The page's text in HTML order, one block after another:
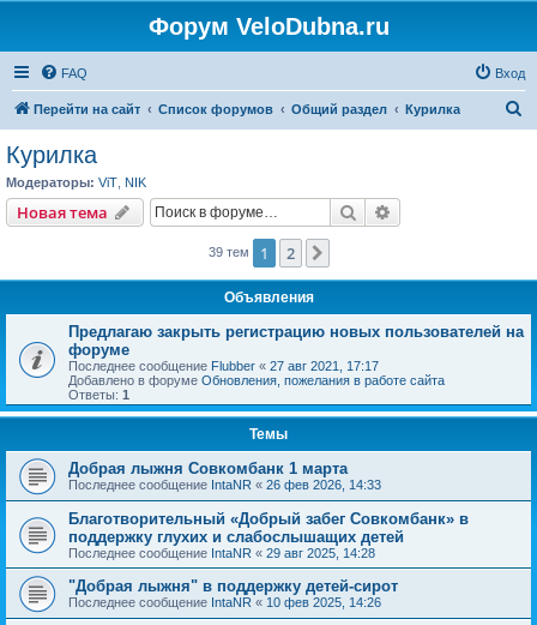
Форум VeloDubna.ru
FAQ Вход
Перейти на сайт Список форумов Общий раздел Курилка
Курилка
Модераторы: ViT NIK
Новая тема Поиск
39 тем 1 2
Объявления
Предлагаю закрыть регистрацию новых пользователей на
форуме
Последнее сообщение Flubber « 27 авг 2021, 17:17
Добавлено в форуме Обновления, пожелания в работе сайта
Ответы: 1
Темы
Добрая лыжня Совкомбанк 1 марта
Последнее сообщение IntaNR « 26 фев 2026, 14:33
Благотворительный «Добрый забег Совкомбанк» в
поддержку глухих и слабослышащих детей
Последнее сообщение IntaNR « 29 авг 2025, 14:28
"Добрая лыжня" в поддержку детей-сирот
Последнее сообщение IntaNR « 10 фев 2025, 14:26